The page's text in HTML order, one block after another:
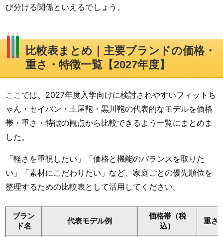
び分ける関係といえるでしょう。
比較表まとめ｜主要ブランドの価格・
重さ・特徴一覧【2027年度】
ここでは、2027年度入学向けに検討されやすいフィットち
ゃん・セイバン・土屋鞄・黒川鞄の代表的なモデルを価格
帯・重さ・特徴の観点から比較できるよう一覧にまとめま
した。
「軽さを重視したい」「価格と機能のバランスを取りた
い」「素材にこだわりたい」など、家庭ごとの優先順位を
整理するための比較表として活用してください。
ブラン
ド名
代表モデル例
価格帯（税
込）
重さ